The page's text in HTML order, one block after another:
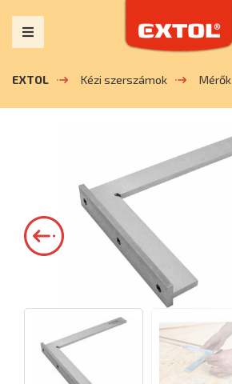
EXTOL Kézi szerszámok Mérők